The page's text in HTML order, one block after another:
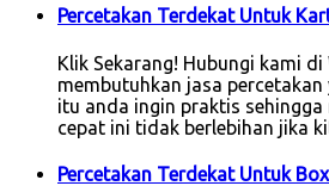
Percetakan Terdekat Untuk
Klik Sekarang! Hubungi kami
membutuhkan jasa
itu anda ingin praktis
cepat ini tidak berlebihan jika
Percetakan Terdekat Untuk